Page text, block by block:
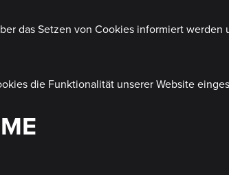
das Setzen von Cookies informiert
die Funktionalität unserer Website